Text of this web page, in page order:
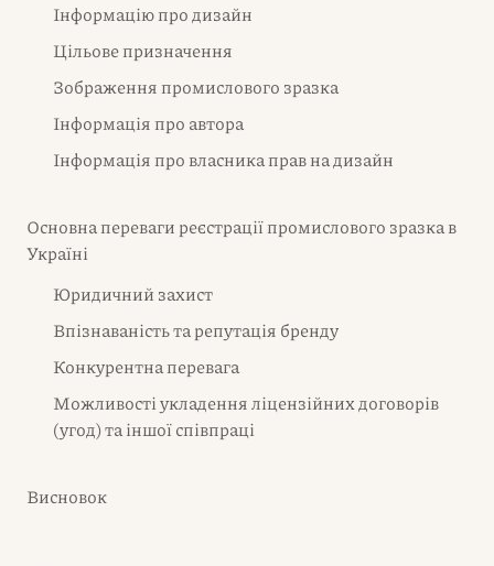
Інформацію про дизайн
Цільове призначення
Зображення промислового зразка
Інформація про автора
Інформація про власника прав на дизайн
Основна переваги реєстрації промислового зразка в
Україні
Юридичний захист
Впізнаваність та репутація бренду
Конкурентна перевага
Можливості укладення ліцензійних договорів
(угод) та іншої співпраці
Висновок